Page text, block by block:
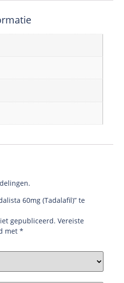
60mg (Tadalafil)” te
gepubliceerd. Vereiste
met*